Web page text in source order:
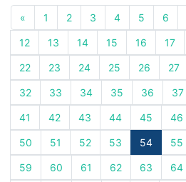
« 1 2 3 4 5 6
12 13 14 15 16 17
22 23 24 25 26 27
32 33 34 35 36 37
41 42 43 44 45 46
50 51 52 53 54 55
59 60 61 62 63 64